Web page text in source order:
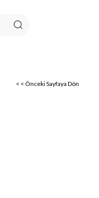
< < Önceki Sayfaya Dön